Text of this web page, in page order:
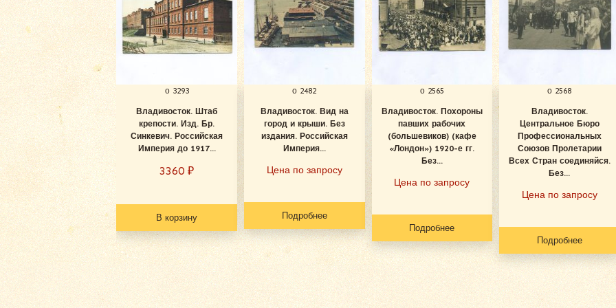
о 3293
Владивосток. Штаб
крепости. Изд. Бр.
Синкевич. Российская
Империя до 1917...
3360₽
В корзину
о 2482
Владивосток. Вид на
город и крыши. Без
издания. Российская
Империя...
Цена по запросу
Подробнее
о 2565
Владивосток. Похороны
павших рабочих
(большевиков) (кафе
«Лондон») 1920-е гг.
Без...
Цена по запросу
Подробнее
о 2568
Владивосток.
Центральное Бюро
Профессиональных
Союзов Пролетарии
Всех Стран соединяйся.
Без...
Цена по запросу
Подробнее